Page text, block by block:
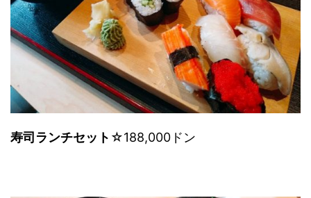
寿司ランチセット ☆188,000ドン